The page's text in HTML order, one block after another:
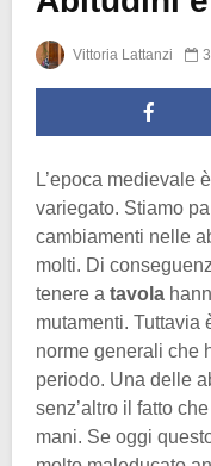
Vittoria Lattanzi
L’epoca medievale
variegato. Stiamo
cambiamenti nelle
molti. Di
tenere a tavola
mutamenti. Tuttavia
norme generali che
periodo. Una delle
senz’altro il fatto
mani. Se oggi